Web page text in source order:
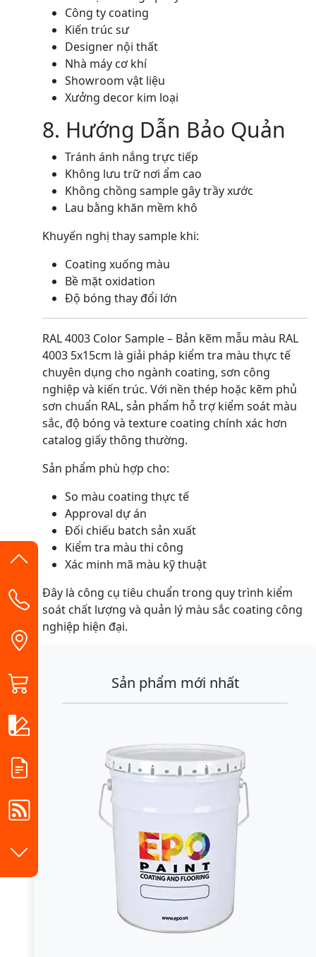
Công ty coating
Kiến trúc sư
Designer nội thất
Nhà máy cơ khí
Showroom vật liệu
Xưởng decor kim loại
8. Hướng Dẫn Bảo Quản
Tránh ánh nắng trực tiếp
Không lưu trữ nơi ẩm cao
Không chồng sample gây trầy xước
Lau bằng khăn mềm khô
Khuyến nghị thay sample khi:
Coating xuống màu
Bề mặt oxidation
Độ bóng thay đổi lớn
RAL 4003 Color Sample – Bản kẽm mẫu màu RAL
4003 5x15cm là giải pháp kiểm tra màu thực tế
chuyên dụng cho ngành coating, sơn công
nghiệp và kiến trúc. Với nền thép hoặc kẽm phủ
sơn chuẩn RAL, sản phẩm hỗ trợ kiểm soát màu
sắc, độ bóng và texture coating chính xác hơn
catalog giấy thông thường.
Sản phẩm phù hợp cho:
So màu coating thực tế
Approval dự án
Đối chiếu batch sản xuất
Kiểm tra màu thi công
Xác minh mã màu kỹ thuật
Đây là công cụ tiêu chuẩn trong quy trình kiểm
soát chất lượng và quản lý màu sắc coating công
nghiệp hiện đại.
Sản phẩm mới nhất